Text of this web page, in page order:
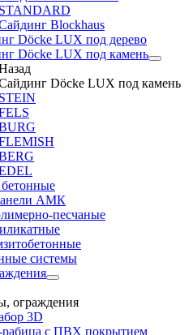
STANDARD
Blockhaus
Döcke LUX под дерево
Döcke LUX под камень
Döcke LUX под камень
STEIN
АМК
песчаные
системы
ограждения
3D
рабица с ПВХ покрытием